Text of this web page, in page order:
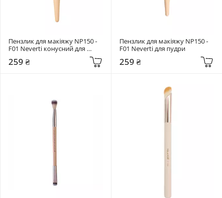
Пензлик для макіяжу NP150 -
F01 Neverti конусний для
259 ₴
Пензлик для макіяжу NP150 -
F01 Neverti для пудри
259 ₴